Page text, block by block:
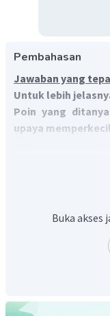
Pembahasan
Jawaban yang
Untuk lebih
Poin yang
upaya
memanfaatkan
sosial dapat
penduduk.
Membangun
kesempatan
penduduk
Buka akses